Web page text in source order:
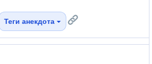
Теги анекдота